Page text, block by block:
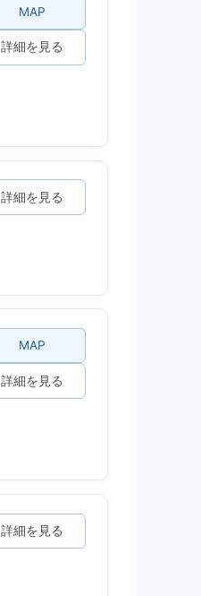
MAP
詳細を見る
詳細を見る
MAP
詳細を見る
詳細を見る